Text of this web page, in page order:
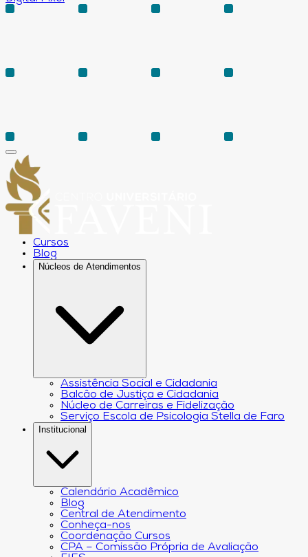
Cursos
Blog
Núcleos de Atendimentos
Assistência Social e Cidadania
Balcão de Justiça e Cidadania
Núcleo de Carreiras e Fidelização
Serviço Escola de Psicologia Stella de Faro
Institucional
Calendário Acadêmico
Blog
Central de Atendimento
Conheça-nos
Coordenação Cursos
CPA – Comissão Própria de Avaliação